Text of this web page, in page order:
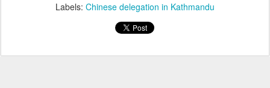
Labels: Chinese delegation in Kathmandu